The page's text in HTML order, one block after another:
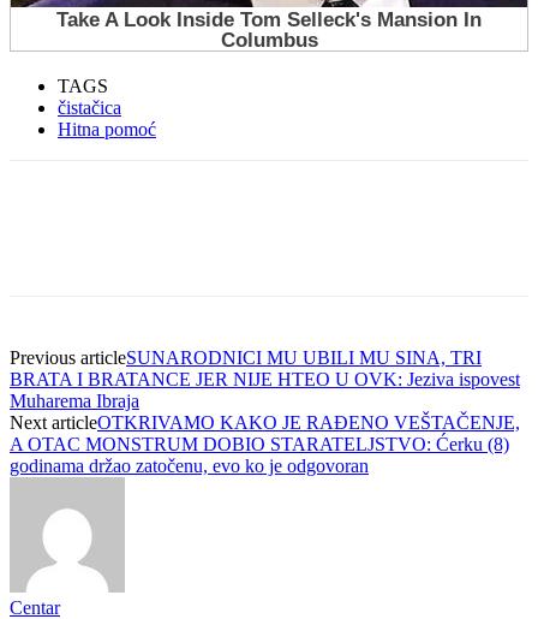
TAGS
čistačica
Hitna pomoć
Previous articleSUNARODNICI MU UBILI MU SINA, TRI
BRATA I BRATANCE JER NIJE HTEO U OVK: Jeziva ispovest
Muharema Ibraja
Next articleOTKRIVAMO KAKO JE RAĐENO VEŠTAČENJE,
A OTAC MONSTRUM DOBIO STARATELJSTVO: Ćerku (8)
godinama držao zatočenu, evo ko je odgovoran
Centar